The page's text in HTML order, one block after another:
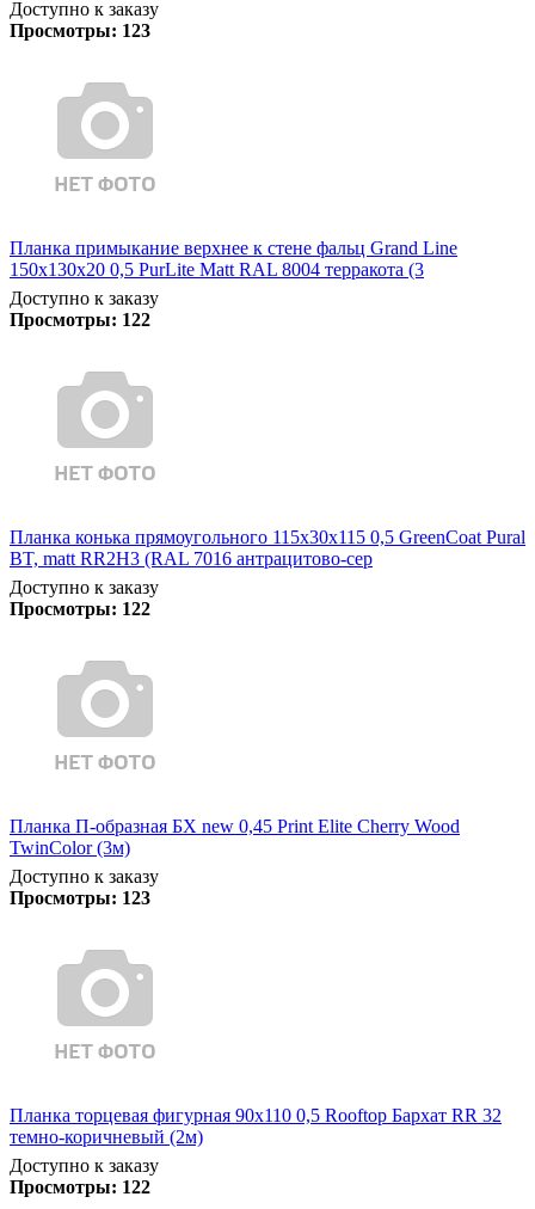
Доступно к заказу
Просмотры: 123
Планка примыкание верхнее к стене фальц Grand Line
150х130х20 0,5 PurLite Matt RAL 8004 терракота (3
Доступно к заказу
Просмотры: 122
Планка конька прямоугольного 115х30х115 0,5 GreenCoat Pural
BT, matt RR2Н3 (RAL 7016 антрацитово-сер
Доступно к заказу
Просмотры: 122
Планка П-образная БХ new 0,45 Print Elite Cherry Wood
TwinColor (3м)
Доступно к заказу
Просмотры: 123
Планка торцевая фигурная 90х110 0,5 Rooftop Бархат RR 32
темно-коричневый (2м)
Доступно к заказу
Просмотры: 122